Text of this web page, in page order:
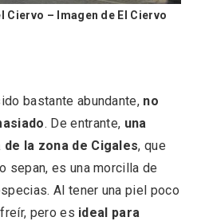
Ciervo – Imagen de El Ciervo
bastante abundante, no
. De entrante, una
la zona de Cigales, que
sepan, es una morcilla de
Al tener una piel poco
pero es ideal para
de Navidad a
de Roa